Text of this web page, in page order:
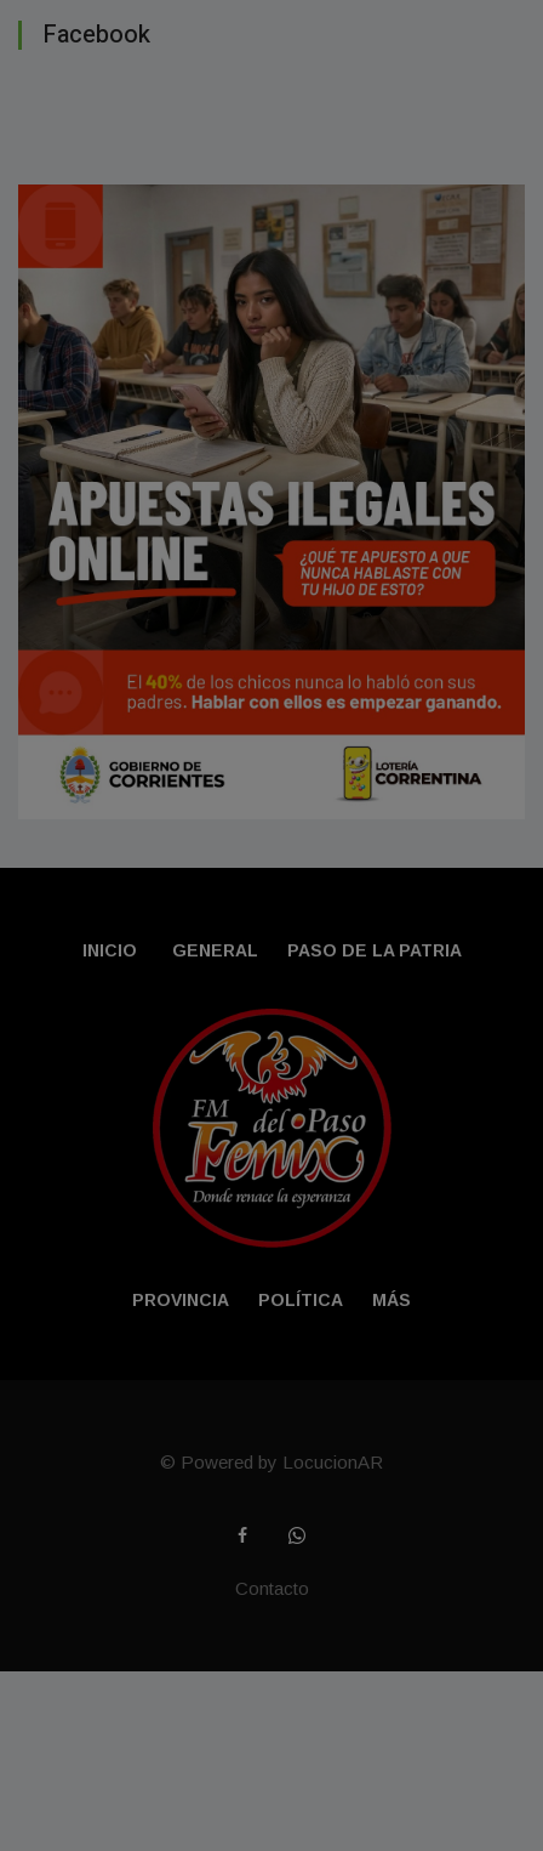
Facebook
INICIO GENERAL PASO DE LA PATRIA
PROVINCIA POLÍTICA MÁS
© Powered by LocucionAR
Contacto